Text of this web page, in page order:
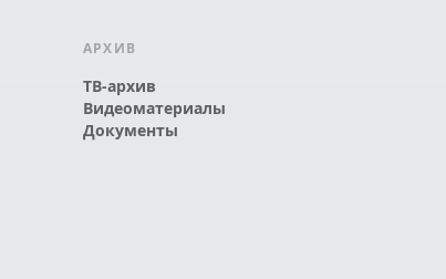
АРХИВ
ТВ-архив
Видеоматериалы
Документы